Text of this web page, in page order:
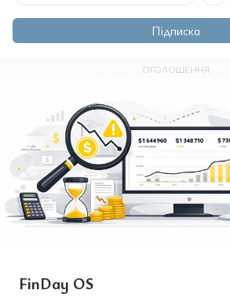
Підписка
ОГОЛОШЕННЯ
FinDay OS